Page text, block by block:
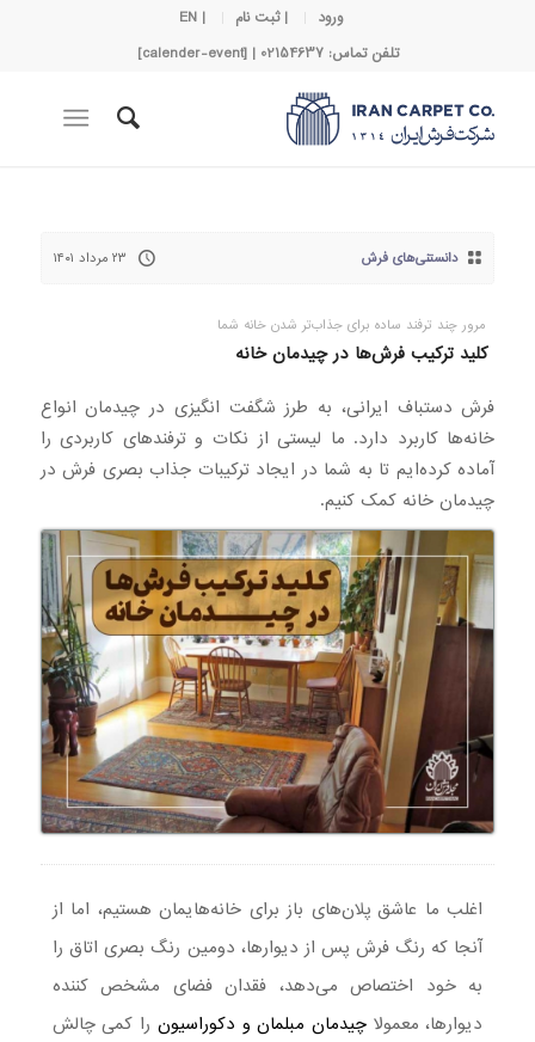
ورود | ثبت نام
| EN
تلفن تماس: 02154637 | [calender-event]
دانستنی‌های فرش ۲۳ مرداد ۱۴۰۱
مرور چند ترفند ساده برای جذاب‌تر شدن خانه شما
کلید ترکیب فرش‌ها در چیدمان خانه
فرش دستباف ایرانی، به طرز شگفت انگیزی در چیدمان انواع
خانه‌ها کاربرد دارد. ما لیستی از نکات و ترفندهای کاربردی را
آماده کرده‌ایم تا به شما در ایجاد ترکیبات جذاب بصری فرش در
چیدمان خانه کمک کنیم.
اغلب ما عاشق پلان‌های باز برای خانه‌هایمان هستیم، اما از
آنجا که رنگ فرش پس از دیوارها، دومین رنگ بصری اتاق را
به خود اختصاص می‌دهد، فقدان فضای مشخص کننده
دیوارها، معمولاچیدمان مبلمان و دکوراسیون را کمی چالش